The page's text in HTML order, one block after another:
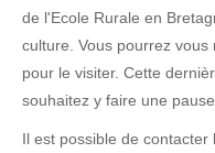
de l'Ecole Rurale en
culture. Vous pourrez
pour le visiter. Cette
souhaitez y faire une
Il est possible de